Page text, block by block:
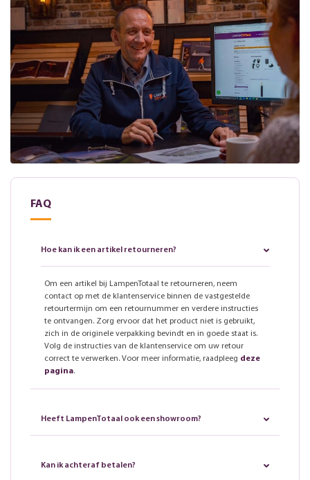
FAQ
Hoe kan ik een artikel retourneren?
Om een artikel bij LampenTotaal te retourneren, neem
contact op met de klantenservice binnen de vastgestelde
retourtermijn om een retournummer en verdere instructies
te ontvangen. Zorg ervoor dat het product niet is gebruikt,
zich in de originele verpakking bevindt en in goede staat is.
Volg de instructies van de klantenservice om uw retour
correct te verwerken. Voor meer informatie, raadpleeg deze
pagina.
Heeft LampenTotaal ook een showroom?
Kan ik achteraf betalen?